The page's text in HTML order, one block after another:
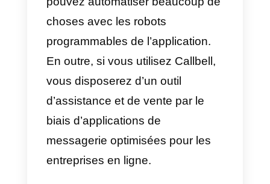
clients peuvent facilement
prendre contact pour commander
un repas et coordonner la
livraison de manière instantanée
et organisée. En outre, le
processus peut être facilement
semi-automatisé.